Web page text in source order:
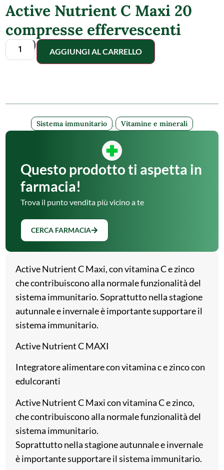
Active Nutrient C Maxi 20
compresse effervescenti
9,50€AGGIUNGI AL CARRELLO
Sistema immunitario Vitamine e minerali
Questo prodotto ti aspetta in
farmacia!
Trova il punto vendita più vicino a te
CERCA FARMACIA
Active Nutrient C Maxi, con vitamina C e zinco
che contribuiscono alla normale funzionalità del
sistema immunitario. Soprattutto nella stagione
autunnale e invernale è importante supportare il
sistema immunitario.
Active Nutrient C MAXI
Integratore alimentare con vitamina c e zinco con
edulcoranti
Active Nutrient C Maxi con vitamina C e zinco,
che contribuiscono alla normale funzionalità del
sistema immunitario.
Soprattutto nella stagione autunnale e invernale
è importante supportare il sistema immunitario.